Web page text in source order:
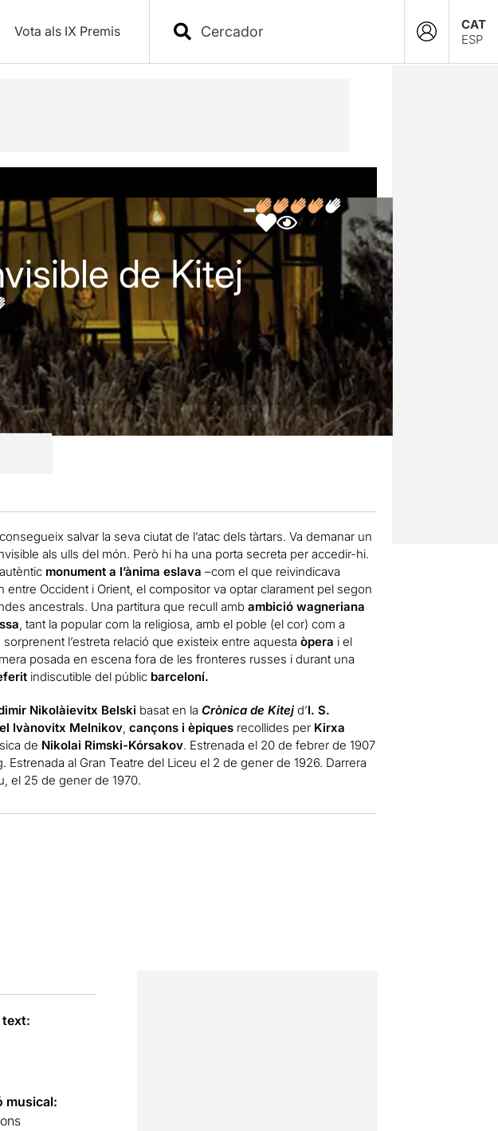
Vota als IX Premis
CAT
ESP
de Kitej
salvar la seva ciutat de l’atac dels tàrtars. Va demanar un
als ulls del món. Però hi ha una porta secreta per accedir-hi.
monument a l’ànima eslava –com el que reivindicava
entre Occident i Orient, el compositor va optar clarament pel segon
ancestrals. Una partitura que recull amb ambició wagneriana
, tant la popular com la religiosa, amb el poble (el cor) com a
l’estreta relació que existeix entre aquesta òpera i el
posada en escena fora de les fronteres russes i durant una
indiscutible del públic barceloní.
Nikolàievitx Belski basat en la Crònica de Kitej d’I. S.
Ivànovitx Melnikov, cançons i èpiquesrecollides per Kirxa
de Nikolai Rimski-Kórsakov. Estrenada el 20 de febrer de 1907
Estrenada al Gran Teatre del Liceu el 2 de gener de 1926. Darrera
el 25 de gener de 1970.
text:
musical: